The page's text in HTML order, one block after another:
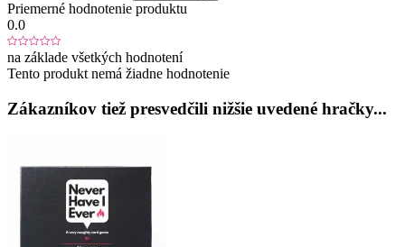
Priemerné hodnotenie produktu
0.0
na základe všetkých hodnotení
Tento produkt nemá žiadne hodnotenie
Zákazníkov tiež presvedčili nižšie uvedené hračky...